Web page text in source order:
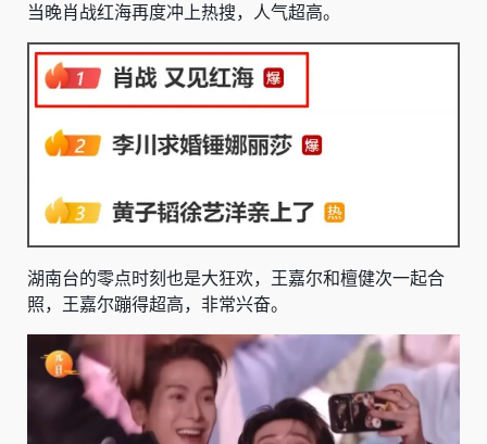
当晚肖战红海再度冲上热搜，人气超高。
湖南台的零点时刻也是大狂欢，王嘉尔和檀健次一起合
照，王嘉尔蹦得超高，非常兴奋。